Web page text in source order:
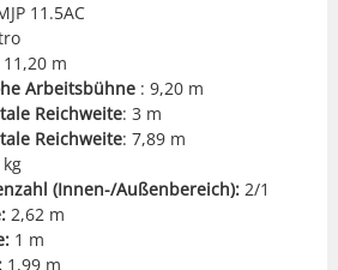
11.5AC
m
Arbeits­bühne : 9,20 m
Reich­weite: 3 m
Reich­weite: 7,89 m
(Innen-/Außen­bere­ich):2/1
2,62 m
1 m
1,99 m